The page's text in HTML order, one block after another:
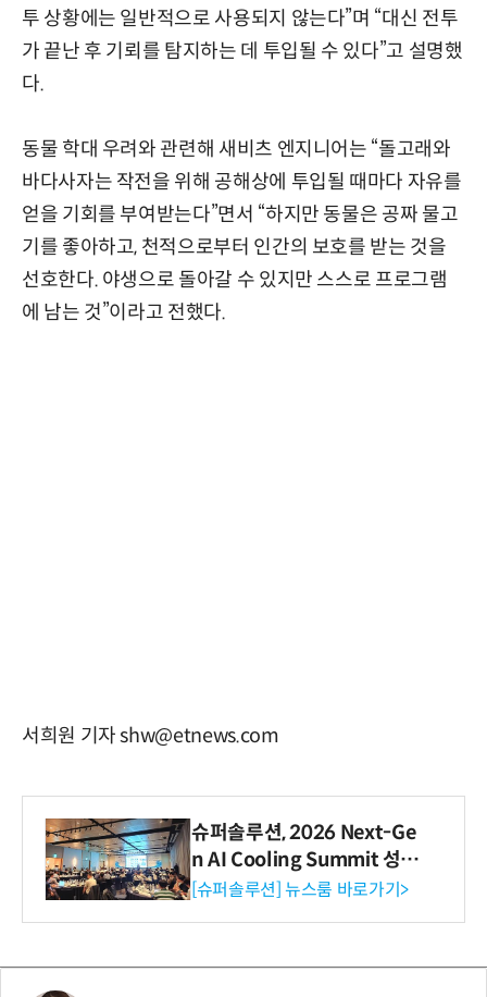
투 상황에는 일반적으로 사용되지 않는다”며 “대신 전투
가 끝난 후 기뢰를 탐지하는 데 투입될 수 있다”고 설명했
다.
동물 학대 우려와 관련해 새비츠 엔지니어는 “돌고래와
바다사자는 작전을 위해 공해상에 투입될 때마다 자유를
얻을 기회를 부여받는다”면서 “하지만 동물은 공짜 물고
기를 좋아하고, 천적으로부터 인간의 보호를 받는 것을
선호한다. 야생으로 돌아갈 수 있지만 스스로 프로그램
에 남는 것”이라고 전했다.
서희원 기자 shw@etnews.com
슈퍼솔루션, 2026 Next-Ge
n AI Cooling Summit 성황
리 성료
[슈퍼솔루션] 뉴스룸 바로가기>